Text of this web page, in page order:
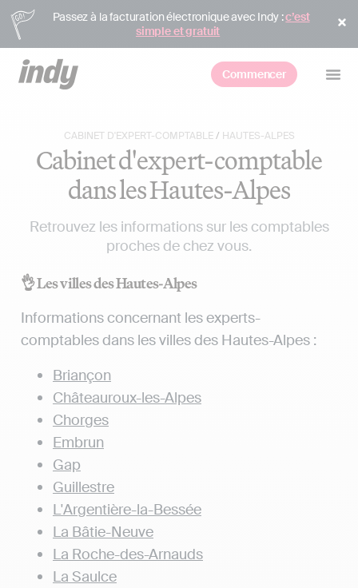
Passez à la facturation électronique avec Indy :c’est
simple et gratuit
Commencer
CABINET D'EXPERT-COMPTABLE / HAUTES-ALPES
Cabinet d'expert-comptable
dans les Hautes-Alpes
Retrouvez les informations sur les comptables
proches de chez vous.
👌 Les villes des Hautes-Alpes
Informations concernant les experts-
comptables dans les villes des Hautes-Alpes :
Briançon
Châteauroux-les-Alpes
Chorges
Embrun
Gap
Guillestre
L'Argentière-la-Bessée
La Bâtie-Neuve
La Roche-des-Arnauds
La Saulce